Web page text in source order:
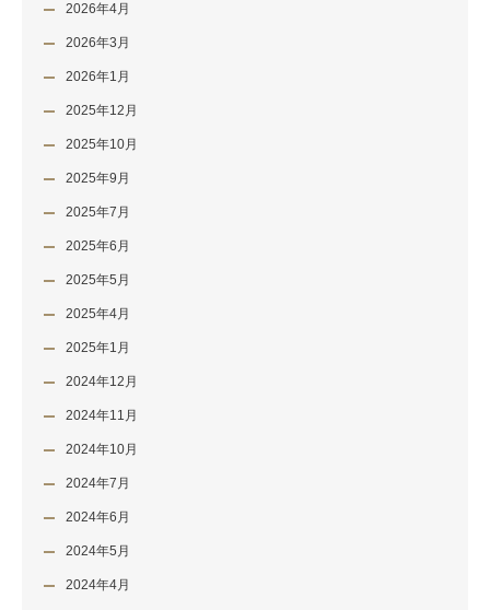
2026年4月
2026年3月
2026年1月
2025年12月
2025年10月
2025年9月
2025年7月
2025年6月
2025年5月
2025年4月
2025年1月
2024年12月
2024年11月
2024年10月
2024年7月
2024年6月
2024年5月
2024年4月